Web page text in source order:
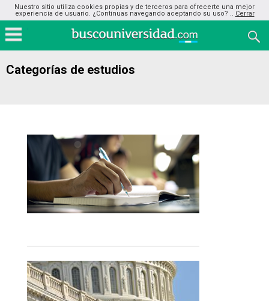
Nuestro sitio utiliza cookies propias y de terceros para ofrecerte una mejor
experiencia de usuario. ¿Continuas navegando aceptando su uso? .. Cerrar
Categorías de estudios